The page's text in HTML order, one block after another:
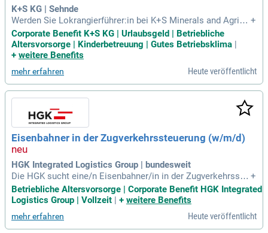
K+S KG | Sehnde
Werden Sie Lokrangierführer:in bei K+S Minerals and Agricu
lture in Sehnde! Ab dem 01.09.2026 suchen wir einen Fachm
ann für unsere Werksbahn, befristet auf 12 Monate. Zu Ihren
Aufgaben gehören die Sicherstellung eines reibungslosen R
ringen eine abgeschlossene Ausbildung in einem gewerblic
h-technischen Beruf sowie die Berechtigung zum Führen ein
es Triebfahrzeugs Klasse 1 mit. Idealerweise haben Sie Erfa
hrung im Rangierbetrieb sowie eine Ausbildung zum Lokran
gierführer:in. Zudem ist die medizinische Tauglichkeit für de
n Eisenbahnbetrieb erforderlich. Bewerben Sie sich jetzt!
+
Corporate Benefit K+S KG | Urlaubsgeld | Betriebliche
Altersvorsorge | Kinderbetreuung | Gutes Betriebsklima |
+ weitere Benefits
mehr erfahren Heute veröffentlicht
Eisenbahner in der Zugverkehrssteuerung (w/m/d)
HGK Integrated Logistics Group | bundesweit
Die HGK sucht eine/n Eisenbahner/in in der Zugverkehrsste
uerung (w/m/d). Zu den Aufgaben gehören die Überwachung
des Zug- und Rangierbetriebs sowie das Management von N
ühren Statistiken für Betriebsberichte. Zudem koordinieren
Sie Maßnahmen bei Abweichungen vom Fahrplan in Abstim
+
Betriebliche Altersvorsorge | Corporate Benefit HGK Integrated
Logistics Group | Vollzeit
+ weitere Benefits
mehr erfahren Heute veröffentlicht